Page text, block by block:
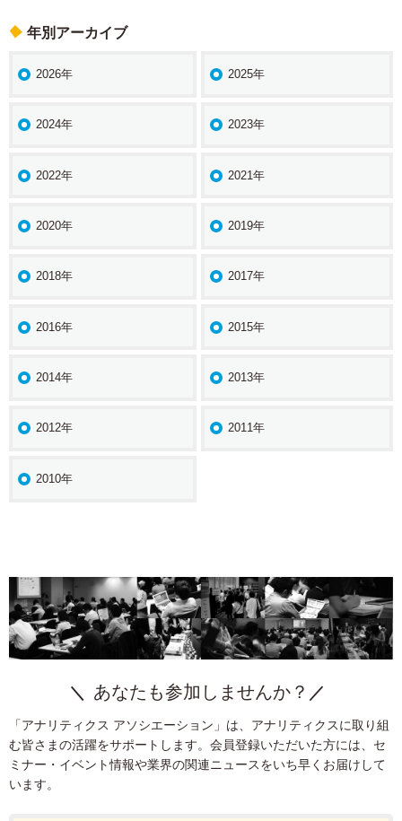
年別アーカイブ
2026年 2025年
2024年 2023年
2022年 2021年
2020年 2019年
2018年 2017年
2016年 2015年
2014年 2013年
2012年 2011年
2010年
あなたも参加しませんか？
「アナリティクス アソシエーション」は、アナリティクスに取り組
む皆さまの活躍をサポートします。会員登録いただいた方には、セ
ミナー・イベント情報や業界の関連ニュースをいち早くお届けして
います。